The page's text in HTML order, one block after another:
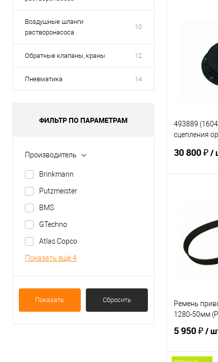
Воздушные шланги
растворонасоса
10
Обратные клапаны, краны 12
Пневматика 14
ФИЛЬТР ПО ПАРАМЕТРАМ
Производитель
Brinkmann
Putzmeister
BMS
GTechno
Atlas Copco
Показать ещё 4
Показать Сбросить
493889
сцепления
30 800 ₽/
Купить в
В избранное
Ремень
1280-50мм
5 950 ₽/